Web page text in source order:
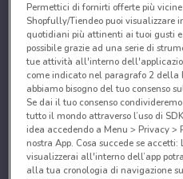
Permettici di fornirti offerte più
Shopfully/Tiendeo puoi visualizzare
quotidiani più attinenti ai tuoi gusti
possibile grazie ad una serie di
tue attività all'interno
come indicato nel paragrafo 2 della
abbiamo bisogno del tuo consenso
Se dai il tuo consenso
tutto il mondo attraverso l’uso di
idea accedendo a Menu > Privacy >
nostra App. Cosa succede se
visualizzerai all'interno dell’app
alla tua cronologia di navigazione